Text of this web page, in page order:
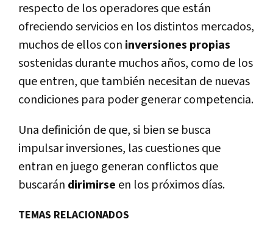
respecto de los operadores que están
ofreciendo servicios en los distintos mercados,
muchos de ellos con inversiones propias
sostenidas durante muchos años, como de los
que entren, que también necesitan de nuevas
condiciones para poder generar competencia.
Una definición de que, si bien se busca
impulsar inversiones, las cuestiones que
entran en juego generan conflictos que
buscarán dirimirse en los próximos dí­as.
TEMAS RELACIONADOS